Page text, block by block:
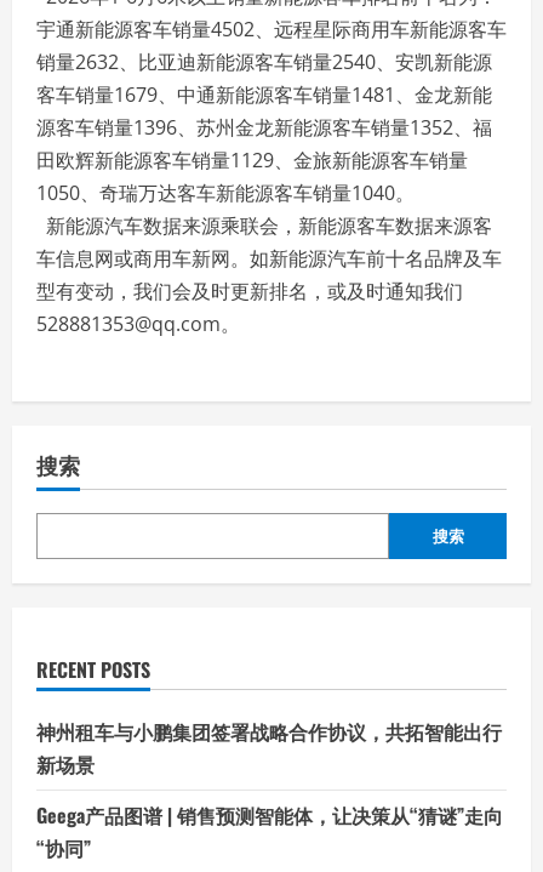
宇通新能源客车销量4502、远程星际商用车新能源客车
销量2632、比亚迪新能源客车销量2540、安凯新能源
客车销量1679、中通新能源客车销量1481、金龙新能
源客车销量1396、苏州金龙新能源客车销量1352、福
田欧辉新能源客车销量1129、金旅新能源客车销量
1050、奇瑞万达客车新能源客车销量1040。
新能源汽车数据来源乘联会，新能源客车数据来源客
车信息网或商用车新网。如新能源汽车前十名品牌及车
型有变动，我们会及时更新排名，或及时通知我们
528881353@qq.com。
搜索
搜索
RECENT POSTS
神州租车与小鹏集团签署战略合作协议，共拓智能出行
新场景
Geega产品图谱 | 销售预测智能体，让决策从“猜谜”走向
“协同”